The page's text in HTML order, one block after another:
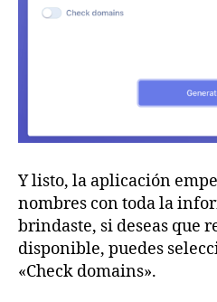
Y listo, la aplicación
nombres con toda la
brindaste, si deseas que
disponible, puedes
«Check domains».